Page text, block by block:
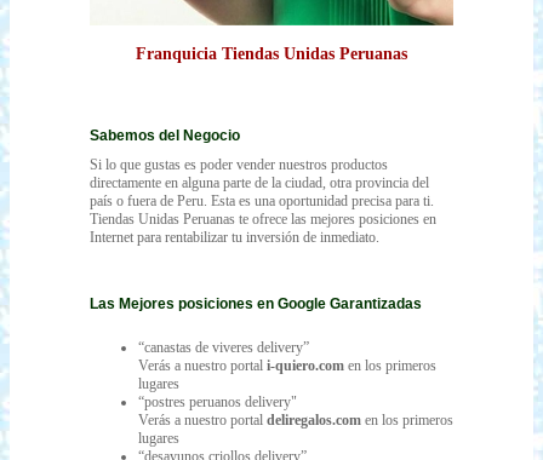
Franquicia Tiendas Unidas Peruanas
Sabemos del Negocio
Si lo que gustas es poder vender nuestros productos
directamente en alguna parte de la ciudad, otra provincia del
país o fuera de Peru. Esta es una oportunidad precisa para ti.
Tiendas Unidas Peruanas te ofrece las mejores posiciones en
Internet para rentabilizar tu inversión de inmediato.
Las Mejores posiciones en Google Garantizadas
“canastas de viveres delivery”
Verás a nuestro portal i-quiero.com en los primeros
lugares
“postres peruanos delivery"
Verás a nuestro portal deliregalos.com en los primeros
lugares
“desayunos criollos delivery”